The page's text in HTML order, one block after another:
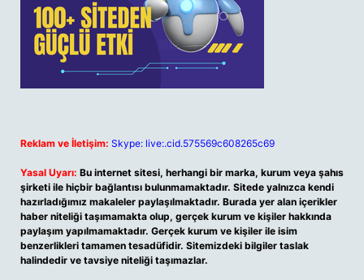
Reklam ve İletişim: Skype: live:.cid.575569c608265c69
Yasal Uyarı: Bu internet sitesi, herhangi bir marka, kurum veya şahıs
şirketi ile hiçbir bağlantısı bulunmamaktadır. Sitede yalnızca kendi
hazırladığımız makaleler paylaşılmaktadır. Burada yer alan içerikler
haber niteliği taşımamakta olup, gerçek kurum ve kişiler hakkında
paylaşım yapılmamaktadır. Gerçek kurum ve kişiler ile isim
benzerlikleri tamamen tesadüfidir. Sitemizdeki bilgiler taslak
halindedir ve tavsiye niteliği taşımazlar.